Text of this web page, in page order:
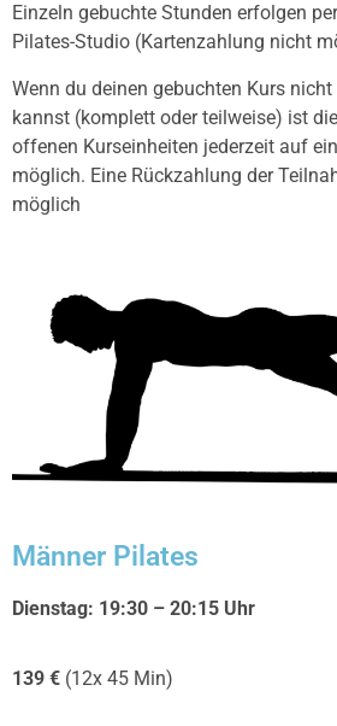
Einzeln gebuchte Stunden erfolgen
Pilates-Studio (Kartenzahlung nicht
Wenn du deinen gebuchten Kurs
kannst (komplett oder teilweise) ist
offenen Kurseinheiten jederzeit auf
möglich. Eine Rückzahlung der
möglich
Männer Pilates
Dienstag: 19:30 – 20:15 Uhr
139 € (12x 45 Min)